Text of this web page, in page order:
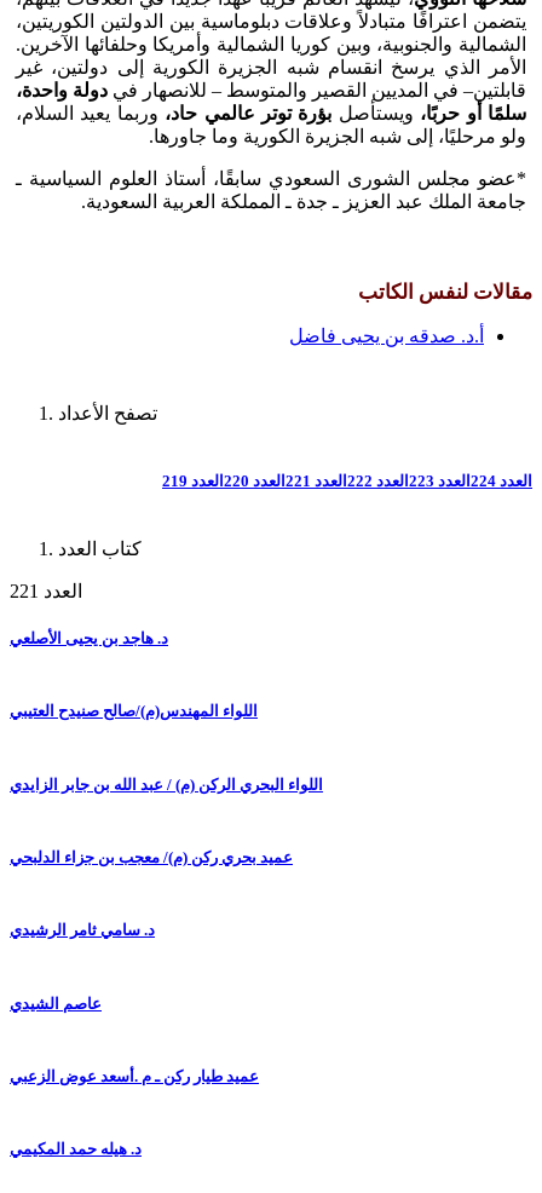
يتضمن اعترافًا متبادلاً وعلاقات دبلوماسية بين الدولتين الكوريتين،
الشمالية والجنوبية، وبين كوريا الشمالية وأمريكا وحلفائها الآخرين.
الأمر الذي يرسخ انقسام شبه الجزيرة الكورية إلى دولتين، غير
قابلتين– في المديين القصير والمتوسط – للانصهار في دولة واحدة،
سلمًا أو حربًا، ويستأصل بؤرة توتر عالمي حاد، وربما يعيد السلام،
ولو مرحليًا، إلى شبه الجزيرة الكورية وما جاورها.
*عضو مجلس الشورى السعودي سابقًا، أستاذ العلوم السياسية ـ
جامعة الملك عبد العزيز ـ جدة ـ المملكة العربية السعودية.
مقالات لنفس الكاتب
أ.د. صدقه بن يحيى فاضل
تصفح الأعداد
العدد 224 العدد 223 العدد 222 العدد 221 العدد 220 العدد 219
كتاب العدد
العدد 221
د. هاجد بن يحيى الأصلعي
اللواء المهندس(م)/صالح صنيدح العتيبي
اللواء البحري الركن (م) / عبد الله بن جابر الزايدي
عميد بحري ركن (م)/ معجب بن جزاء الدلبحي
د. سامي ثامر الرشيدي
عاصم الشيدي
عميد طيار ركن ـ م .أسعد عوض الزعبي
د. هيله حمد المكيمي